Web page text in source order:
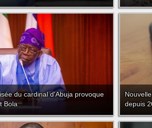
du cardinal d'Abuja provoque
Bola
depuis